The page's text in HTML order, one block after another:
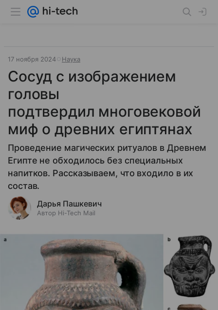
17 ноября 2024 Наука
Сосуд с изображением
головы
подтвердил многовековой
миф о древних египтянах
Проведение магических ритуалов в Древнем
Египте не обходилось без специальных
напитков. Рассказываем, что входило в их
состав.
Дарья Пашкевич
Автор Hi-Tech Mail